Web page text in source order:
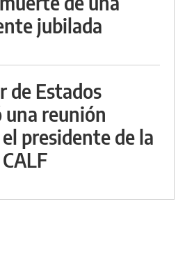
jubilada
de Estados
una reunión
presidente de la